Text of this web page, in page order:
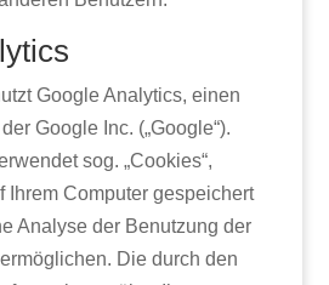
Google Analytics, einen
Google Inc. („Google“).
sog. „Cookies“,
Ihrem Computer gespeichert
Analyse der Benutzung der
Die durch den